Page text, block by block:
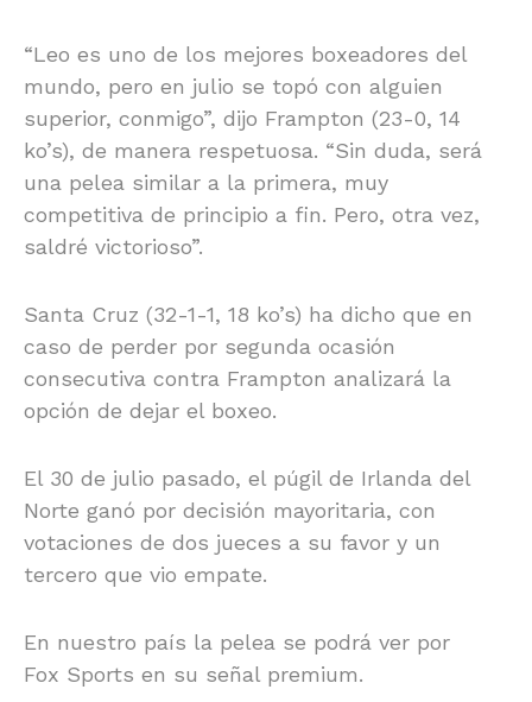
“Leo es uno de los mejores boxeadores del
mundo, pero en julio se topó con alguien
superior, conmigo”, dijo Frampton (23-0, 14
ko’s), de manera respetuosa. “Sin duda, será
una pelea similar a la primera, muy
competitiva de principio a fin. Pero, otra vez,
saldré victorioso”.
Santa Cruz (32-1-1, 18 ko’s) ha dicho que en
caso de perder por segunda ocasión
consecutiva contra Frampton analizará la
opción de dejar el boxeo.
El 30 de julio pasado, el púgil de Irlanda del
Norte ganó por decisión mayoritaria, con
votaciones de dos jueces a su favor y un
tercero que vio empate.
En nuestro país la pelea se podrá ver por
Fox Sports en su señal premium.